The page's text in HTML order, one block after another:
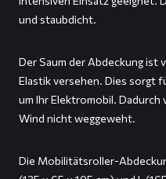
und staubdicht.
Der Saum der Abdeckung ist
Elastik versehen. Dies sorgt
um Ihr Elektromobil. Dadurch
Wind nicht weggeweht.
Die Mobilitätsroller-